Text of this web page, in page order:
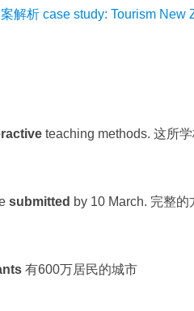
解析 case study: Tourism New
teaching methods. 这所学
submitted by 10 March. 完整的
有600万居民的城市